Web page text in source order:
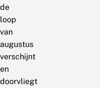
de
loop
van
augustus
verschijnt
en
doorvliegt